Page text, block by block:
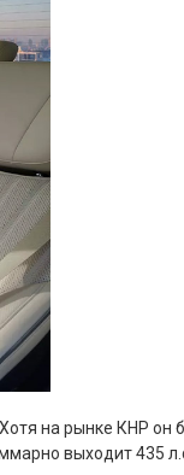
на рынке КНР
выходит 435